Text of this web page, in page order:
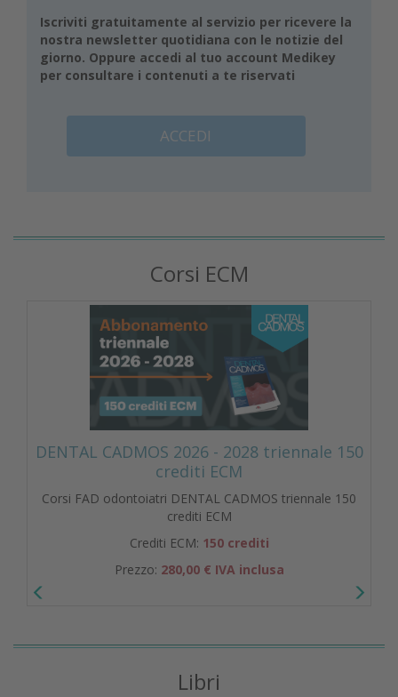
Iscriviti gratuitamente al servizio per ricevere la
nostra newsletter quotidiana con le notizie del
giorno. Oppure accedi al tuo account Medikey
per consultare i contenuti a te riservati
ACCEDI
Corsi ECM
DENTAL CADMOS 2026 - 2028 triennale 150
crediti ECM
Corsi FAD odontoiatri DENTAL CADMOS triennale 150
crediti ECM
Crediti ECM: 150 crediti
Prezzo: 280,00 € IVA inclusa
Libri